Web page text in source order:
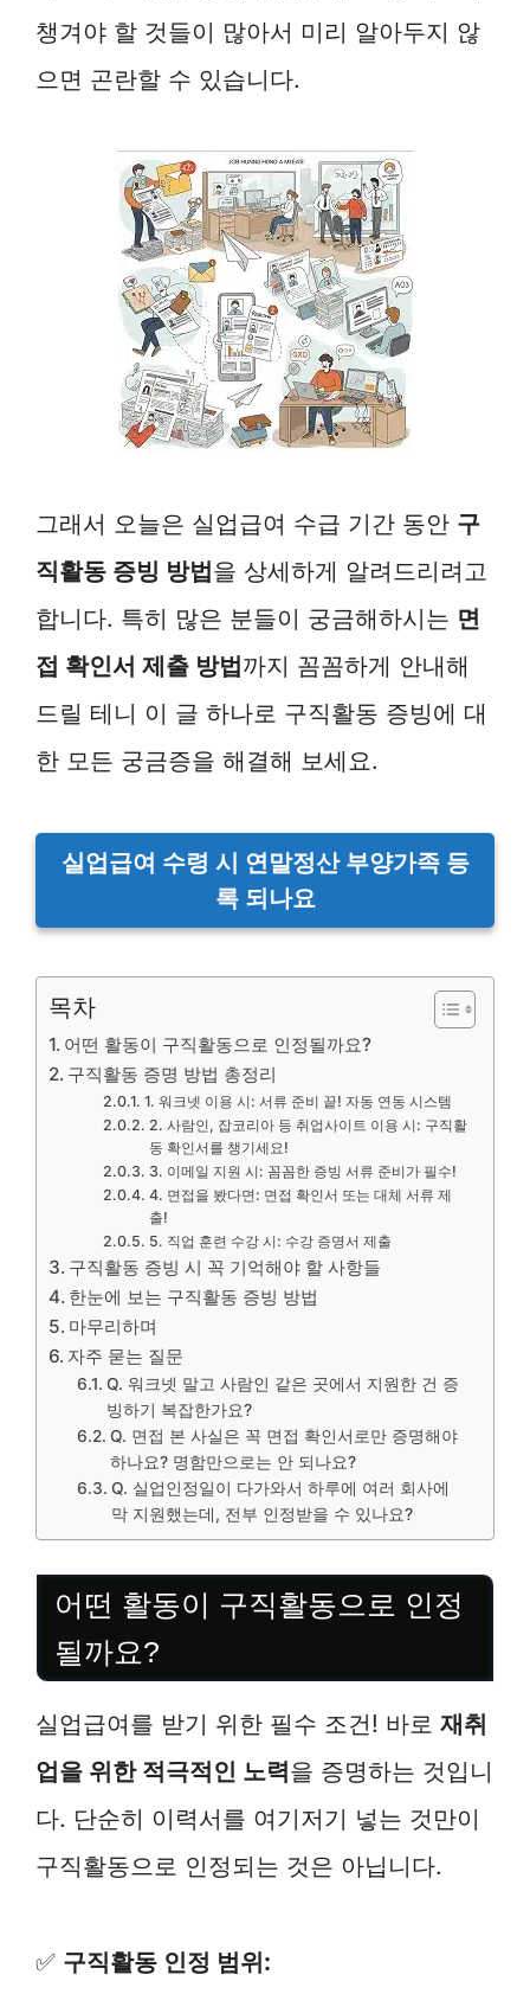
챙겨야 할 것들이 많아서 미리 알아두지 않
으면 곤란할 수 있습니다.
그래서 오늘은 실업급여 수급 기간 동안 구
직활동 증빙 방법을 상세하게 알려드리려고
합니다. 특히 많은 분들이 궁금해하시는 면
접 확인서 제출 방법까지 꼼꼼하게 안내해
드릴 테니 이 글 하나로 구직활동 증빙에 대
한 모든 궁금증을 해결해 보세요.
실업급여 수령 시 연말정산 부양가족 등
록 되나요
목차
어떤 활동이 구직활동으로 인정될까요?
구직활동 증명 방법 총정리
1. 워크넷 이용 시: 서류 준비 끝! 자동 연동 시스템
2. 사람인, 잡코리아 등 취업사이트 이용 시: 구직활
동 확인서를 챙기세요!
3. 이메일 지원 시: 꼼꼼한 증빙 서류 준비가 필수!
4. 면접을 봤다면: 면접 확인서 또는 대체 서류 제
출!
5. 직업 훈련 수강 시: 수강 증명서 제출
구직활동 증빙 시 꼭 기억해야 할 사항들
한눈에 보는 구직활동 증빙 방법
마무리하며
자주 묻는 질문
Q. 워크넷 말고 사람인 같은 곳에서 지원한 건 증
빙하기 복잡한가요?
Q. 면접 본 사실은 꼭 면접 확인서로만 증명해야
하나요? 명함만으로는 안 되나요?
Q. 실업인정일이 다가와서 하루에 여러 회사에
막 지원했는데, 전부 인정받을 수 있나요?
어떤 활동이 구직활동으로 인정
될까요?
실업급여를 받기 위한 필수 조건! 바로 재취
업을 위한 적극적인 노력을 증명하는 것입니
다. 단순히 이력서를 여기저기 넣는 것만이
구직활동으로 인정되는 것은 아닙니다.
✅ 구직활동 인정 범위: